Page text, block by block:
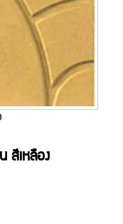
สีเหลือง